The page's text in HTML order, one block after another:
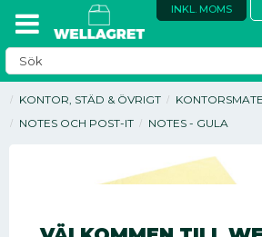
INKL. MOMS
KONTOR, STÄD & ÖVRIGT
NOTES OCH POST-IT
NOTES - GULA